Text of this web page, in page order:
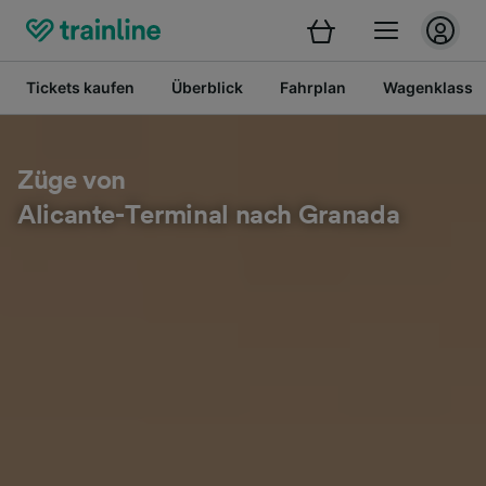
Tickets kaufen Überblick Fahrplan
Züge von
Alicante-Terminal nach Granada